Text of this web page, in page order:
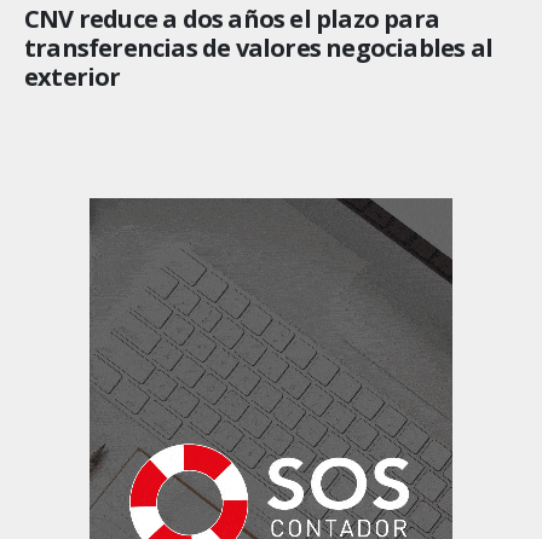
CNV reduce a dos años el plazo para
transferencias de valores negociables al
exterior